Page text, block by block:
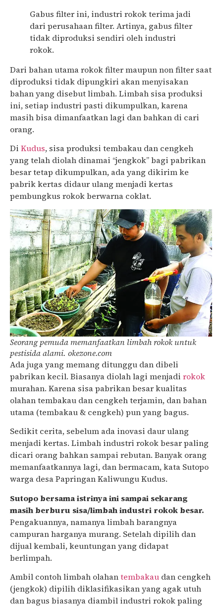
Gabus filter ini, industri rokok terima jadi
dari perusahaan filter. Artinya, gabus filter
tidak diproduksi sendiri oleh industri
rokok.
Dari bahan utama rokok filter maupun non filter saat
diproduksi tidak dipungkiri akan menyisakan
bahan yang disebut limbah. Limbah sisa produksi
ini, setiap industri pasti dikumpulkan, karena
masih bisa dimanfaatkan lagi dan bahkan di cari
orang.
Di Kudus, sisa produksi tembakau dan cengkeh
yang telah diolah dinamai “jengkok” bagi pabrikan
besar tetap dikumpulkan, ada yang dikirim ke
pabrik kertas didaur ulang menjadi kertas
pembungkus rokok berwarna coklat.
Seorang pemuda memanfaatkan limbah rokok untuk
pestisida alami. okezone.com
Ada juga yang memang ditunggu dan dibeli
pabrikan kecil. Biasanya diolah lagi menjadi rokok
murahan. Karena sisa pabrikan besar kualitas
olahan tembakau dan cengkeh terjamin, dan bahan
utama (tembakau & cengkeh) pun yang bagus.
Sedikit cerita, sebelum ada inovasi daur ulang
menjadi kertas. Limbah industri rokok besar paling
dicari orang bahkan sampai rebutan. Banyak orang
memanfaatkannya lagi, dan bermacam, kata Sutopo
warga desa Papringan Kaliwungu Kudus.
Sutopo bersama istrinya ini sampai sekarang
masih berburu sisa/limbah industri rokok besar.
Pengakuannya, namanya limbah barangnya
campuran harganya murang. Setelah dipilih dan
dijual kembali, keuntungan yang didapat
berlimpah.
Ambil contoh limbah olahantembakau dan cengkeh
(jengkok) dipilih diklasifikasikan yang agak utuh
dan bagus biasanya diambil industri rokok paling